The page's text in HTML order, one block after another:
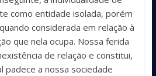
como entidade isolada, porém
considerada em relação à
que nela ocupa. Nossa ferida
de relação e constitui,
padece a nossa sociedade